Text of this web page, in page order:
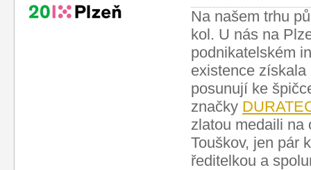
Na našem trhu
kol. U nás na
podnikatelském
existence
posunují ke
značky
zlatou medaili na
Touškov, jen pár
ředitelkou a